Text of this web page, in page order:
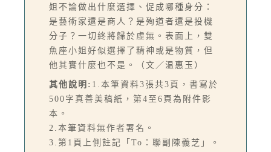
姐不論做出什麼選擇、促成哪種身分：
是藝術家還是商人？是殉道者還是投機
分子？一切終將歸於虛無。表面上，雙
魚座小姐好似選擇了精神或是物質，但
他其實什麼也不是。（文／温惠玉）
其他說明: 1.本筆資料3張共3頁，書寫於
500字真善美稿紙，第4至6頁為附件影
本。
2.本筆資料無作者署名。
3.第1頁上側註記「To：聯副陳義芝」。